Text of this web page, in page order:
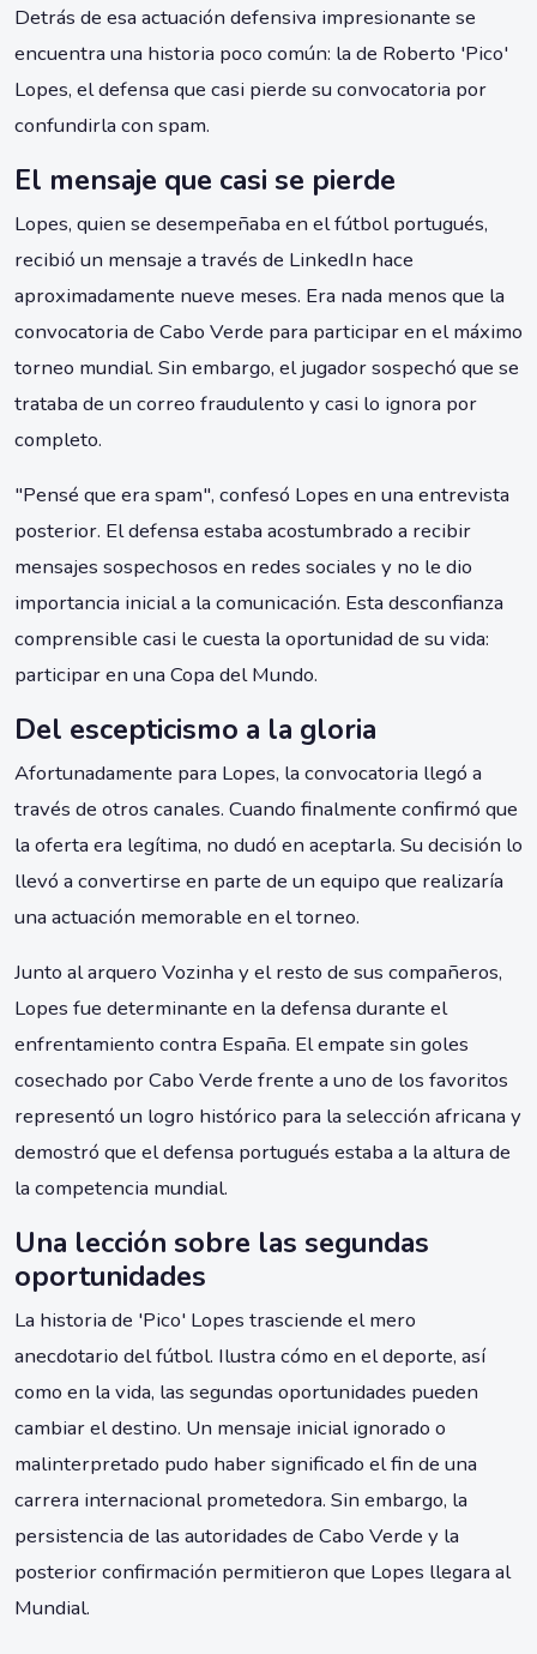
Detrás de esa actuación defensiva impresionante se
encuentra una historia poco común: la de Roberto 'Pico'
Lopes, el defensa que casi pierde su convocatoria por
confundirla con spam.
El mensaje que casi se pierde
Lopes, quien se desempeñaba en el fútbol portugués,
recibió un mensaje a través de LinkedIn hace
aproximadamente nueve meses. Era nada menos que la
convocatoria de Cabo Verde para participar en el máximo
torneo mundial. Sin embargo, el jugador sospechó que se
trataba de un correo fraudulento y casi lo ignora por
completo.
"Pensé que era spam", confesó Lopes en una entrevista
posterior. El defensa estaba acostumbrado a recibir
mensajes sospechosos en redes sociales y no le dio
importancia inicial a la comunicación. Esta desconfianza
comprensible casi le cuesta la oportunidad de su vida:
participar en una Copa del Mundo.
Del escepticismo a la gloria
Afortunadamente para Lopes, la convocatoria llegó a
través de otros canales. Cuando finalmente confirmó que
la oferta era legítima, no dudó en aceptarla. Su decisión lo
llevó a convertirse en parte de un equipo que realizaría
una actuación memorable en el torneo.
Junto al arquero Vozinha y el resto de sus compañeros,
Lopes fue determinante en la defensa durante el
enfrentamiento contra España. El empate sin goles
cosechado por Cabo Verde frente a uno de los favoritos
representó un logro histórico para la selección africana y
demostró que el defensa portugués estaba a la altura de
la competencia mundial.
Una lección sobre las segundas
oportunidades
La historia de 'Pico' Lopes trasciende el mero
anecdotario del fútbol. Ilustra cómo en el deporte, así
como en la vida, las segundas oportunidades pueden
cambiar el destino. Un mensaje inicial ignorado o
malinterpretado pudo haber significado el fin de una
carrera internacional prometedora. Sin embargo, la
persistencia de las autoridades de Cabo Verde y la
posterior confirmación permitieron que Lopes llegara al
Mundial.